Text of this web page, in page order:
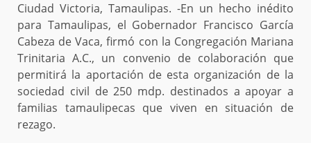
Ciudad Victoria, Tamaulipas. -En un hecho inédito
para Tamaulipas, el Gobernador Francisco García
Cabeza de Vaca, firmó con la Congregación Mariana
Trinitaria A.C., un convenio de colaboración que
permitirá la aportación de esta organización de la
sociedad civil de 250 mdp. destinados a apoyar a
familias tamaulipecas que viven en situación de
rezago.